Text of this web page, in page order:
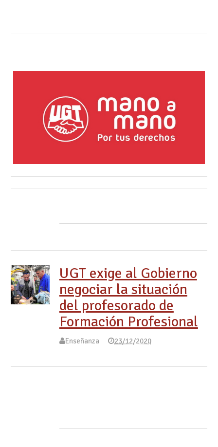
UGT exige al Gobierno
negociar la situación
del profesorado de
Formación Profesional
Enseñanza 23/12/2020